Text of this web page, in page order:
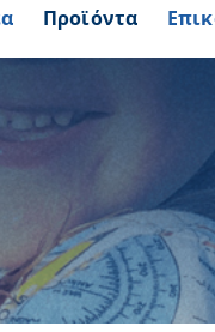
Παθήσεων
Εθελοντισμού
Κύπρου
Βίντεο
Τα
Προϊόντα